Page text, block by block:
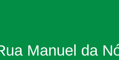
Manuel da